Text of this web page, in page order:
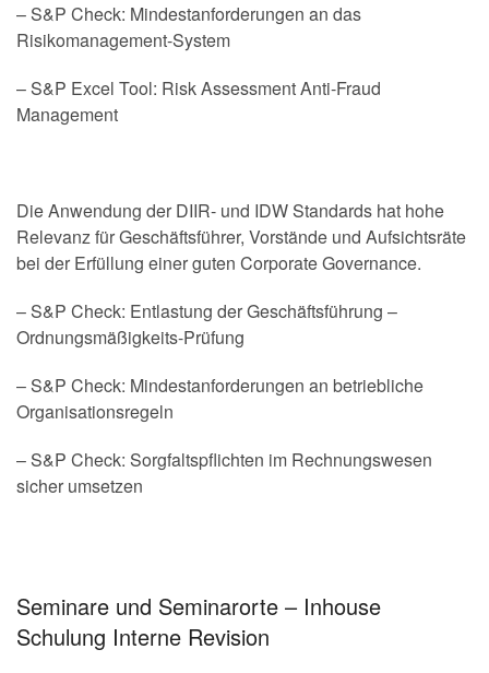
– S&P Check: Mindestanforderungen an das
Risikomanagement-System
– S&P Excel Tool: Risk Assessment Anti-Fraud
Management
Die Anwendung der DIIR- und IDW Standards hat hohe
Relevanz für Geschäftsführer, Vorstände und Aufsichtsräte
bei der Erfüllung einer guten Corporate Governance.
– S&P Check: Entlastung der Geschäftsführung –
Ordnungsmäßigkeits-Prüfung
– S&P Check: Mindestanforderungen an betriebliche
Organisationsregeln
– S&P Check: Sorgfaltspflichten im Rechnungswesen
sicher umsetzen
Seminare und Seminarorte – Inhouse
Schulung Interne Revision